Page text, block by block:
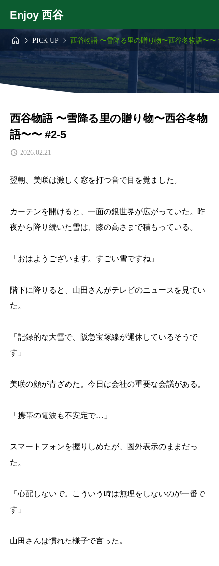
Enjoy 西谷
  PICK UP  西谷物語 〜雪降る里の贈り物〜西谷冬物語〜〜
西谷物語 〜雪降る里の贈り物〜西谷冬物
語〜〜 #2-5
2026.02.21
翌朝、美咲は激しく窓を打つ音で目を覚ました。
カーテンを開けると、一面の銀世界が広がっていた。昨
夜から降り続いた雪は、膝の高さまで積もっている。
「おはようございます。すごい雪ですね」
階下に降りると、山田さんがテレビのニュースを見てい
た。
「記録的な大雪で、阪急宝塚線が運休しているそうで
す」
美咲の顔が青ざめた。今日は会社の重要な会議がある。
「携帯の電波も不安定で…」
スマートフォンを握りしめたが、圏外表示のままだっ
た。
「心配しないで。こういう時は無理をしないのが一番で
す」
山田さんは慣れた様子で言った。